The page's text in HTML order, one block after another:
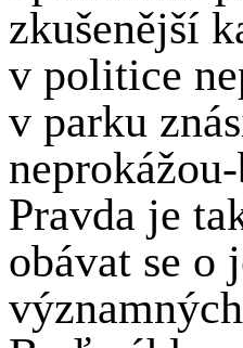
zkušenější
v politice
v parku
Pravda je
obávat se o